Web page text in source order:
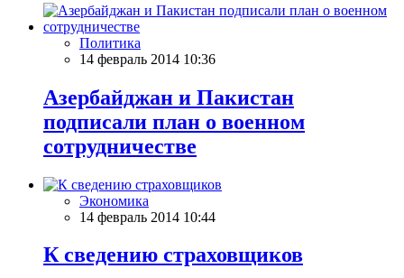
Политика
14 февраль 2014 10:36
Азербайджан и Пакистан
подписали план о военном
сотрудничестве
Экономика
14 февраль 2014 10:44
К сведению страховщиков